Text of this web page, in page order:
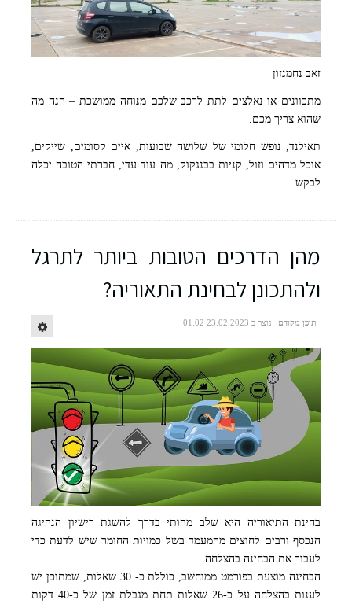
זאב נחמנזון
מתכוונים או נאלצים לתת לרכב שלכם מנוחה ממושכת – הנה מה
שהוא צריך מכם.
תאילנד, נופש חלומי של שלושה שבועות, איים קסומים, שייקים,
אוכל מדהים וזול, קניות בבנגקוק, מה עוד עדי, חברתי הטובה יכלה
לבקש.
מהן הדרכים הטובות ביותר לתרגל
ולהתכונן לבחינת התאוריה?
תוכן מקודם נוצר ב 23.02.2023 01:02
בחינת התיאוריה היא שלב מהותי בדרך להשגת רישיון הנהיגה
הנכסף ורבים לחוצים מהמעמד בשל כמויות החומר שיש לדעת כדי
לעבור את הבחינה בהצלחה.
הבחינה מוצעת בפורמט ממוחשב, כוללת כ- 30 שאלות, שמתוכן יש
לענות בהצלחה על כ-26 שאלות תחת מגבלת זמן של כ-40 דקות